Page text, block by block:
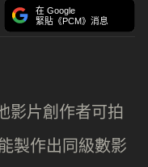
在 Google
緊貼《PCM》消息
影片創作者可拍
製作出同級數影